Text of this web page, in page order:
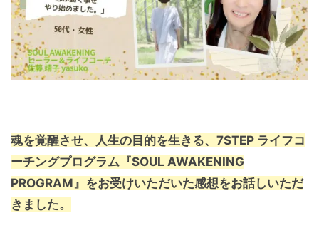
魂を覚醒させ、人生の目的を生きる、7STEP ライフコ
ーチングプログラム『SOUL AWAKENING
PROGRAM』をお受けいただいた感想をお話しいただ
きました。